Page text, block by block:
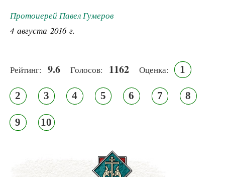
Протоиерей Павел Гумеров
4 августа 2016 г.
Рейтинг: 9.6 Голосов: 1162 Оценка: 1
2 3 4 5 6 7 8
9 10